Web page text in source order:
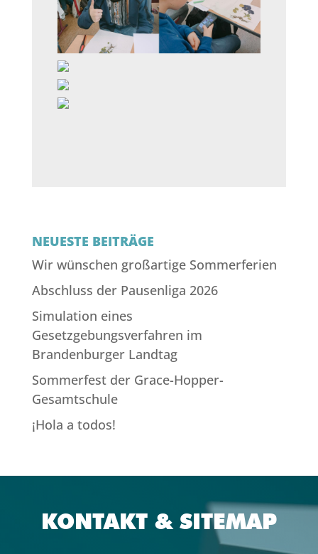
NEUESTE BEITRÄGE
Wir wünschen großartige Sommerferien
Abschluss der Pausenliga 2026
Simulation eines
Gesetzgebungsverfahren im
Brandenburger Landtag
Sommerfest der Grace-Hopper-
Gesamtschule
¡Hola a todos!
KONTAKT & SITEMAP